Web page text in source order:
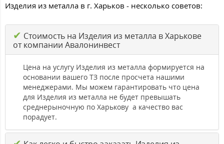
Изделия из металла в г. Харьков - несколько советов:
✔ Стоимость на Изделия из металла в Харькове
от компании Авалонинвест
Цена на услугу Изделия из металла формируется на
основании вашего ТЗ после просчета нашими
менеджерами. Мы можем гарантировать что цена
для Изделия из металла не будет превышать
среднерыночную по Харькову а качество вас
порадует.